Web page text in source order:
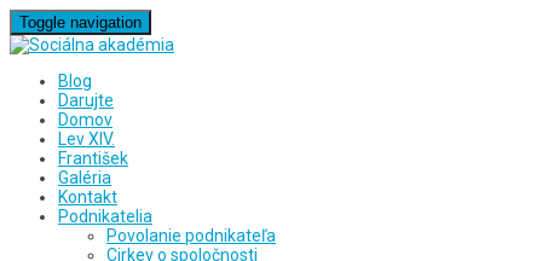
Toggle navigation
Blog
Darujte
Domov
Lev XIV.
František
Galéria
Kontakt
Podnikatelia
Povolanie podnikateľa
Cirkev o spoločnosti